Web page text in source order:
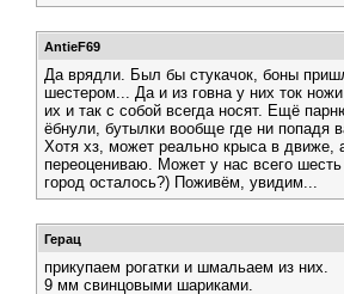
AntieF69
Да врядли. Был бы стукачок, боны
шестером... Да и из говна у них ток
их и так с собой всегда носят. Ещё
ёбнули, бутылки вообще где ни попадя
Хотя хз, может реально крыса в движе,
переоцениваю. Может у нас всего
город осталось?) Поживём, увидим...
Герац
прикупаем рогатки и шмальаем из них.
9 мм свинцовыми шариками.